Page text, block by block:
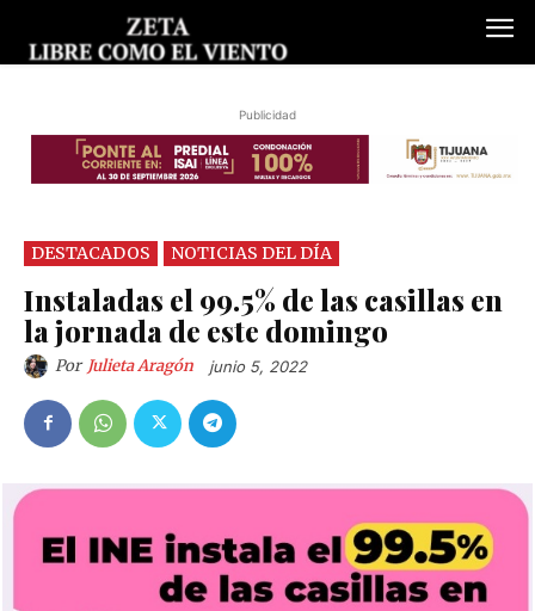
Publicidad
DESTACADOS NOTICIAS DEL DÍA
Instaladas el 99.5% de las casillas en
la jornada de este domingo
Por Julieta Aragón junio 5, 2022